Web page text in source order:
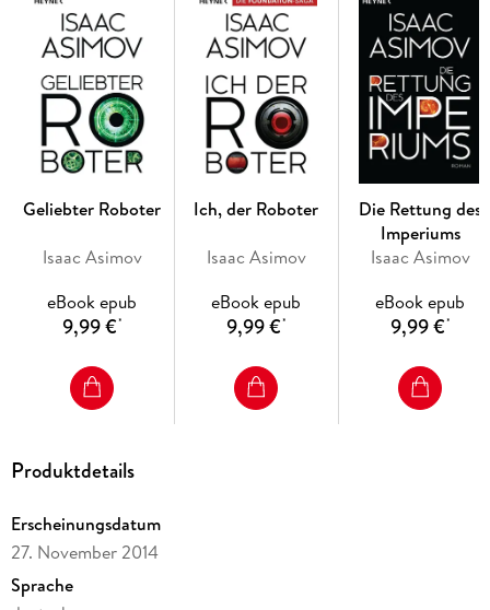
Geliebter Roboter
Isaac Asimov
eBook epub
9,99 €*
Ich, der Roboter
Isaac Asimov
eBook epub
9,99 €*
Die Rettung des
Imperiums
Isaac Asimov
eBook epub
9,99 €*
Produktdetails
Erscheinungsdatum
27. November 2014
Sprache